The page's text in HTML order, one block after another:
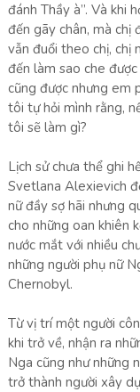
đánh Thầy à”. Và khi
đến gãy chân, mà chị
vẫn đuổi theo chị, chị
đến làm sao che
cũng được nhưng em
tôi tự hỏi mình rằng,
tôi sẽ làm gì?
Lịch sử chưa thể ghi
Svetlana Alexievich
nữ đầy sợ hãi nhưng
cho những oan khiên
nước mắt với nhiều
những người phụ nữ
Chernobyl.
Từ vị trí một người
khi trở về, nhận ra
Nga cũng như những
trở thành người xây